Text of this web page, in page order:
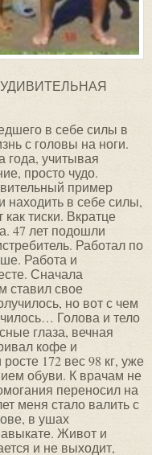
началась зима, ходил каждый день по холоду 2 часа (я сразу пошел работать, наплевал на больничный еще на 4 месяца), утром зарядка 1,5 часа, утром и вечером холодный душ, диета, голодовки, постоянный контроль над собой и поиск лучших вариантов в пище, голоде и физических упражнениях. Так закончился 2001 год. Начался 2002 г., я продолжал работать над собой. Отказался от ВТК (то есть от оформления инвалидности). Встал на лыжи во время голода, сил не было ни в руках, ни в спине, ни в ногах, еле двигался. Бабки 60 лет обходили меня на лыжне, шел со скоростью 2 км в час (труднее, чем пешком). Вес падал, улучшалась диета. Пошел в спортзал (там вся администрация перепугалась, бегали за мной, не подпускали к снарядам, бывало, после каждого подхода принимал нитроглицерин). Сошел снег, начал снова ходить по 25 км по воскресеньям на 2 дне голода. Совершенствовал диету. Также каждое утро зарядка 1 час, душ 2 раза холодный. 2 раза спортзал по 3 часа и воскресная нагрузка на свежем воздухе. В марте купил велосипед и начал по воскресеньям кататься по 50 км (уже на 3 дне голода). А в апреле купил байдарку и пошел с напарником на 1-5 мая в водный поход. Продолжал совершенствовать диету и свои кулинарные способности. Лысина моя сначала перестала шелушится, потом появилась приятная кожица, затем пушек, затем пушок почернел и стал жесткий, затем появился еще пушок, т.е. лысина на 10% теперь плотно заросла (а моя лысина это 70% головы). Ногти на ногах, которые в том году потемнели, помутнели и частично отвалились, стали расти новые — розовые, прозрачные и гибкие, я забыл что такое плохое настроение и усталость, раны (порезы при кулинарии) стали зарастать с дикой скоростью, то, что раньше (3-5 лет назад) заживало за 2-3 недели, да еще с болезненными ощущениями теперь заживало за 2 дня. Продолжал делать все, в июне снова на байдарке на 5 дней еще одно путешествие и выезд на сенокошения, косил два раза по два дня, каждый раз это на 3 и 4 день голода. Выносливость стала дикая, здоровые сытые парни не держали темпа, а особенно жары, и больше отдыхали, предоставляя мне возможность править свое здоровье. Результаты за 2 года работы над собой дали потрясающие результаты: Врачи еле разыскали рубец и сообщили, что он на удивление тонкий и гибкий, и работает вместе с сердечной мышцей. Выдержал нагрузки 50дж, 100, 150, 200, 250, 300, и ишемия обнаружилась только при пульсе 140 и давлении 180 (зимой пульс 90 мне был не доступен). Как сказали врачи, не каждый здоровый выдержит такую нагрузку. Суставы начали заболевать давно. Я просто этого не понимал. Я говорю о больших суставах. Это коленки, тазобедренные и плечи. То, что плохо работали и маленькие суставы, пальцы рук, локти , стопа — это тоже было, но это не так сильно мешало. Коленки постоянно скрипели , подвижность была на 30-40 % от всего диапазона движения. При увеличении нагрузок (прыжок, что-то взять на плечи и понести) болели. Тазобедренные — болтались и стучали, как изношенные железяки, а после небольших нагрузок сильно воспалялись и болели неделями, даже не давая спать, особенно если просидишь в машине на трассе даже часов 10, суставы болели 3 дня, причем 1 день и ночь очень остро. А плечи-суставы стучали, и не держали нагрузку, что-то поднять ( не совсем тяжелое, подержать на весу 5-8 кг), уже вызывало боль. На данный момент колени не скрипят, тазобедерные не болтаются, и не болят, и терпят любую нагрузку, т.е. я не боюсь нагружать по максимуму (ограничитель — сила мышц). Плечи. Правое плечо еще немного слабее левого в плане выдержки нагрузок, хотя и нагрузки уже очень высокие, подвижность и гибкость и растяжка всех суставов стала лучше, чем было в 20 лет ( правда и 20 лет я специально подвижностью и гибкостью н